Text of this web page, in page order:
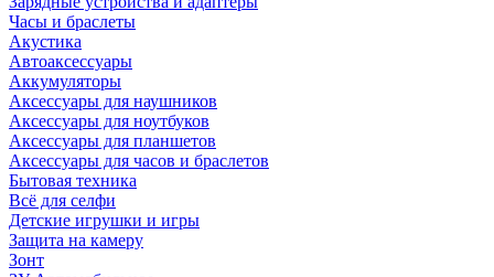
Часы и браслеты
Акустика
Автоаксессуары
Аккумуляторы
Аксессуары для наушников
Аксессуары для ноутбуков
Аксессуары для планшетов
Аксессуары для часов и браслетов
Бытовая техника
Всё для селфи
Детские игрушки и игры
Защита на камеру
Зонт